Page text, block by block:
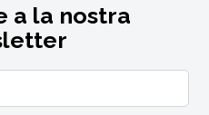
a la nostra